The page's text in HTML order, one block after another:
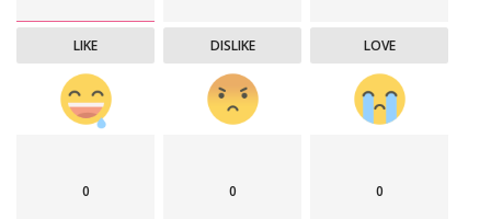
LIKE DISLIKE LOVE
0 0 0